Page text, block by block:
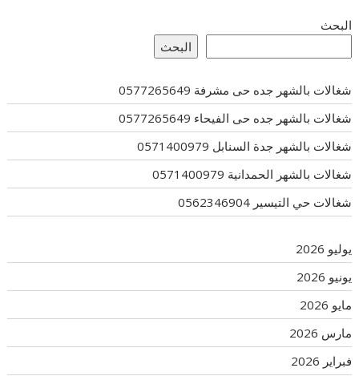
البحث
البحث
شغالات بالشهر جده حى مشرفة 0577265649
شغالات بالشهر جده حى الفيحاء 0577265649
شغالات بالشهر جدة السنابل 0571400979
شغالات بالشهر الحمدانية 0571400979
شغالات حي التيسير 0562346904
يوليو 2026
يونيو 2026
مايو 2026
مارس 2026
فبراير 2026